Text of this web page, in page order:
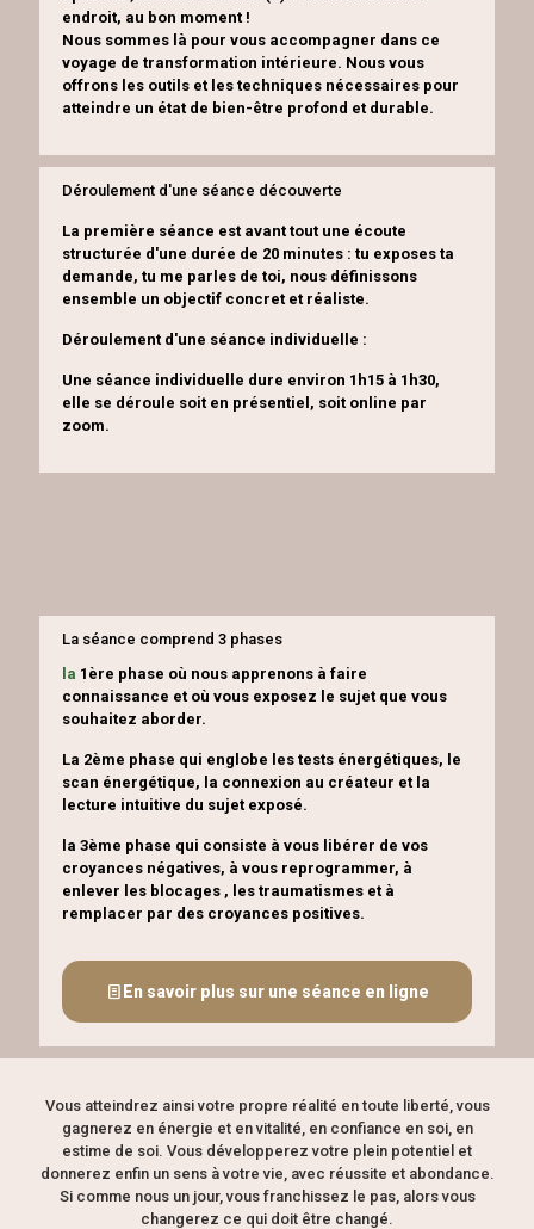
endroit, au bon moment !
Nous sommes là pour vous accompagner dans ce
voyage de transformation intérieure. Nous vous
offrons les outils et les techniques nécessaires pour
atteindre un état de bien-être profond et durable.
Déroulement d'une séance découverte
La première séance est avant tout une écoute
structurée d'une durée de 20 minutes : tu exposes ta
demande, tu me parles de toi, nous définissons
ensemble un objectif concret et réaliste.
Déroulement d'une séance individuelle :
Une séance individuelle dure environ 1h15 à 1h30,
elle se déroule soit en présentiel, soit online par
zoom.
La séance comprend 3 phases
la 1ère phase où nous apprenons à faire
connaissance et où vous exposez le sujet que vous
souhaitez aborder.
La 2ème phase qui englobe les tests énergétiques, le
scan énergétique, la connexion au créateur et la
lecture intuitive du sujet exposé.
la 3ème phase qui consiste à vous libérer de vos
croyances négatives, à vous reprogrammer, à
enlever les blocages , les traumatismes et à
remplacer par des croyances positives.
En savoir plus sur une séance en ligne
Vous atteindrez ainsi votre propre réalité en toute liberté, vous
gagnerez en énergie et en vitalité, en confiance en soi, en
estime de soi. Vous développerez votre plein potentiel et
donnerez enfin un sens à votre vie, avec réussite et abondance.
Si comme nous un jour, vous franchissez le pas, alors vous
changerez ce qui doit être changé.